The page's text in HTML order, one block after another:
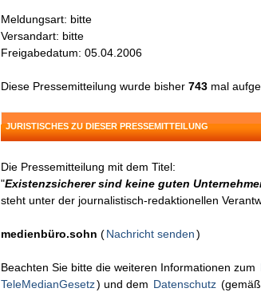
Meldungsart: bitte
Versandart: bitte
Freigabedatum: 05.04.2006
Diese Pressemitteilung wurde bisher 743 mal
JURISTISCHES ZU DIESER PRESSEMITTEILUNG
Die Pressemitteilung mit dem Titel:
"Existenzsicherer sind keine guten
steht unter der journalistisch-redaktionellen
medienbüro.sohn (Nachricht senden)
Beachten Sie bitte die weiteren Informationen zum
TeleMedianGesetz) und dem Datenschutz